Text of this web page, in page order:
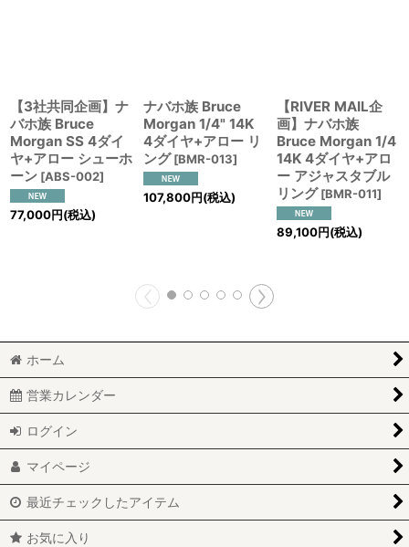
【3社共同企画】ナ
バホ族 Bruce
Morgan SS 4ダイ
ヤ+アロー シューホ
ーン [ABS-002]
77,000円(税込)
ナバホ族 Bruce
Morgan 1/4" 14K
4ダイヤ+アロー リ
ング [BMR-013]
107,800円(税込)
【RIVER MAIL企
画】ナバホ族
Bruce Morgan 1/4
14K 4ダイヤ+アロ
ー アジャスタブル
リング [BMR-011]
89,100円(税込)
ホーム
営業カレンダー
ログイン
マイページ
最近チェックしたアイテム
お気に入り